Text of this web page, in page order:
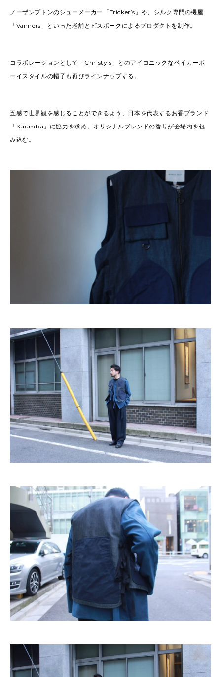
ノーザンプトンのシューメーカー「Trickerʼs」や、シルク専門の機屋
「Vanners」といった老舗とビスポークによるプロダクトを制作。
コラボレーションとして「Christyʼs」とのアイコニックなベイカーボ
ーイスタイルの帽子も再びラインナップする。
五感で世界観を感じることができるよう、日本を代表するお香ブランド
「Kuumba」に協力を求め、オリジナルブレンドの香りが会場内を包
み込む。